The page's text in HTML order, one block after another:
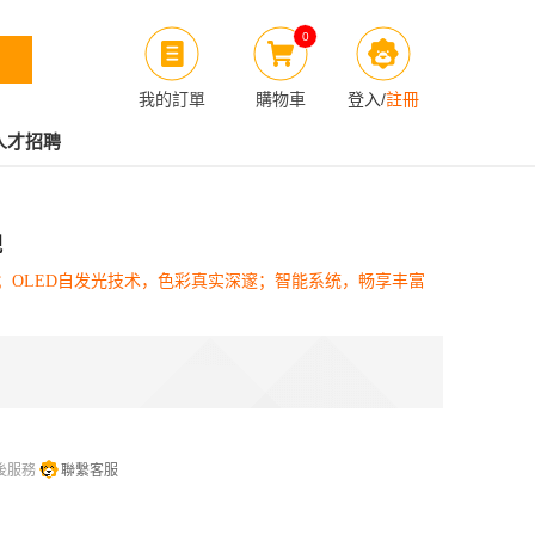
我的訂單
0
購物車 登入/註冊
才招聘
OLED自发光技术，色彩真实深邃；智能系统，畅享丰富
服務 聯繫客服